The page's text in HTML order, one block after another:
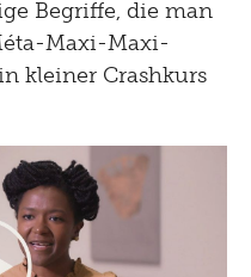
Begriffe, die man
Maxi-Maxi-
kleiner Crashkurs